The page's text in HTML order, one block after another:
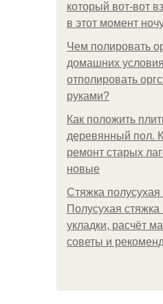
который вот-вот
в этот момент
Чем полировать
домашних
отполировать
руками?
Как положить
деревянный пол.
ремонт старых
новые
Стяжка полусухая
Полусухая стяжка
укладки, расчёт
советы и